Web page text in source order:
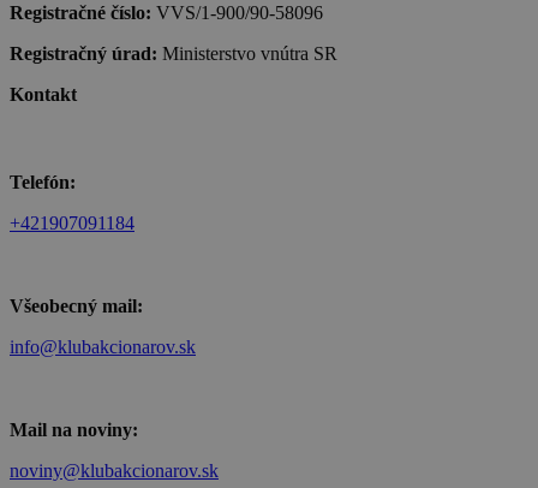
Registračné číslo: VVS/1-900/90-58096
Registračný úrad: Ministerstvo vnútra SR
Kontakt
Telefón:
+421907091184
Všeobecný mail:
info@klubakcionarov.sk
Mail na noviny:
noviny@klubakcionarov.sk